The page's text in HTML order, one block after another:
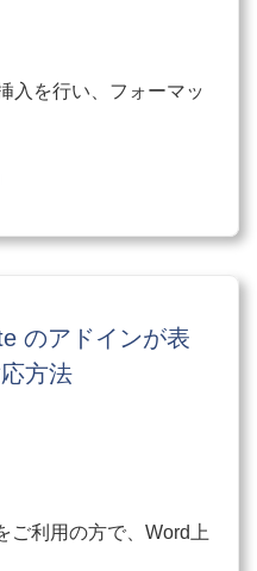
入を行い、フォーマッ
のアドインが表
方法
ご利用の方で、Word上